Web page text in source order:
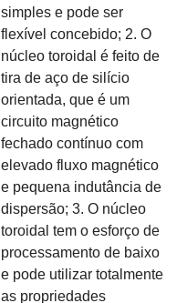
simples e pode ser
flexível concebido; 2. O
núcleo toroidal é feito de
tira de aço de silício
orientada, que é um
circuito magnético
fechado contínuo com
elevado fluxo magnético
e pequena indutância de
dispersão; 3. O núcleo
toroidal tem o esforço de
processamento de baixo
e pode utilizar totalmente
as propriedades